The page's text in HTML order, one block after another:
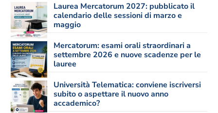
Laurea Mercatorum 2027: pubblicato il
calendario delle sessioni di marzo e
maggio
Mercatorum: esami orali straordinari a
settembre 2026 e nuove scadenze per le
lauree
Università Telematica: conviene iscriversi
subito o aspettare il nuovo anno
accademico?